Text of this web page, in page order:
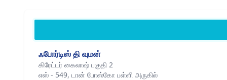
ஃபோர்டிஸ் தி வுமன்
கிரேட்டர் கைலாஷ் பகுதி 2
எஸ் - 549, டான் போஸ்கோ பள்ளி அருகில்